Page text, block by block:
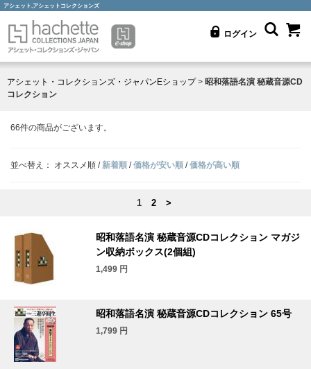
アシェット,アシェットコレクションズ
ログイン
アシェット・コレクションズ・ジャパンEショップ> 昭和落語名演 秘蔵音源CD
コレクション
66件の商品がございます。
並べ替え： オススメ順 /新着順 /価格が安い順 /価格が高い順
1 2 >
昭和落語名演 秘蔵音源CDコレクション マガジ
ン収納ボックス(2個組)
1,499 円
昭和落語名演 秘蔵音源CDコレクション 65号
1,799 円